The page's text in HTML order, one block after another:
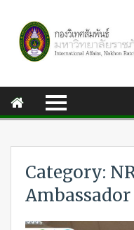
Category:
Ambassador